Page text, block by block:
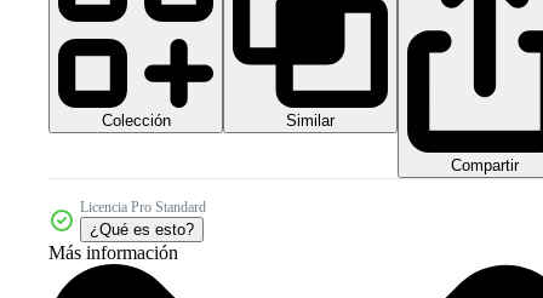
Colección Similar
Compartir
Licencia Pro Standard
¿Qué es esto?
Más información